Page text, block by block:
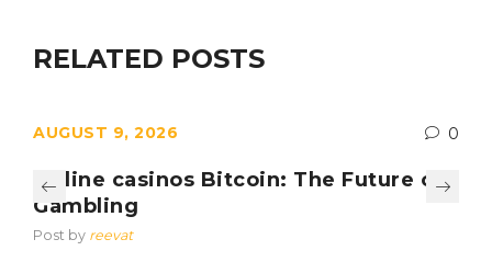
RELATED POSTS
AUGUST 9, 2026 0
Online casinos Bitcoin: The Future of
Gambling
Post by reevat